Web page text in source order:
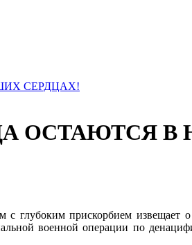
СЕРДЦАХ!
ОСТАЮТСЯ В
глубоким прискорбием извещает
военной операции по